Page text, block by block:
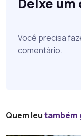
Deixe
Você precisa
comentário.
Quem leutambém